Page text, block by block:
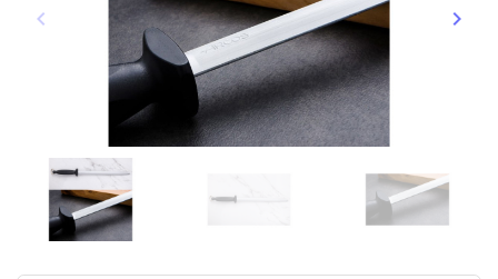
Précédent
keyboard_arrow_left keyboard_arrow_right